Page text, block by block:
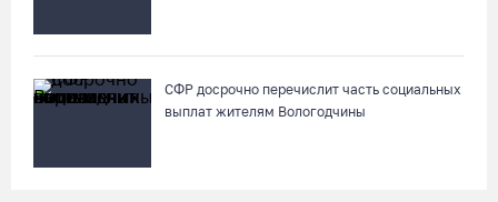
В Вологде начали ремонтировать улицу Петрозаводскую
СФР досрочно перечислит часть социальных
выплат жителям Вологодчины